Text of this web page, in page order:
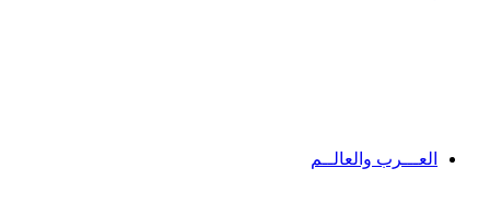
العـــرب والعالــم